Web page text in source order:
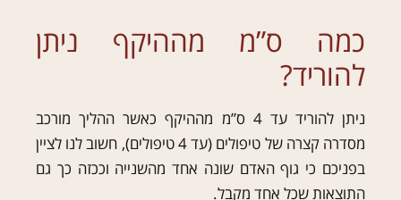
כמה ס”מ מההיקף ניתן
להוריד?
ניתן להוריד עד 4 ס”מ מההיקף כאשר ההליך מורכב
מסדרה קצרה של טיפולים (עד 4 טיפולים), חשוב לנו לציין
בפניכם כי גוף האדם שונה אחד מהשנייה וככזה כך גם
התוצאות שכל אחד מקבל.